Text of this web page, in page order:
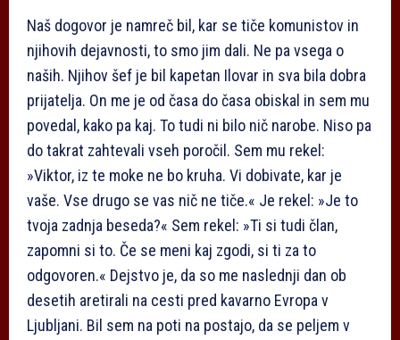
Naš dogovor je namreč bil, kar se tiče komunistov in
njihovih dejavnosti, to smo jim dali. Ne pa vsega o
naših. Njihov šef je bil kapetan Ilovar in sva bila dobra
prijatelja. On me je od časa do časa obiskal in sem mu
povedal, kako pa kaj. To tudi ni bilo nič narobe. Niso pa
do takrat zahtevali vseh poročil. Sem mu rekel:
»Viktor, iz te moke ne bo kruha. Vi dobivate, kar je
vaše. Vse drugo se vas nič ne tiče.« Je rekel: »Je to
tvoja zadnja beseda?« Sem rekel: »Ti si tudi član,
zapomni si to. Če se meni kaj zgodi, si ti za to
odgovoren.« Dejstvo je, da so me naslednji dan ob
desetih aretirali na cesti pred kavarno Evropa v
Ljubljani. Bil sem na poti na postajo, da se peljem v